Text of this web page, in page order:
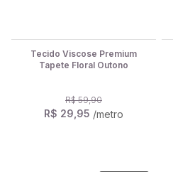
Tecido Viscose Premium
Tapete Floral Outono
R$ 59,90
R$ 29,95 /metro